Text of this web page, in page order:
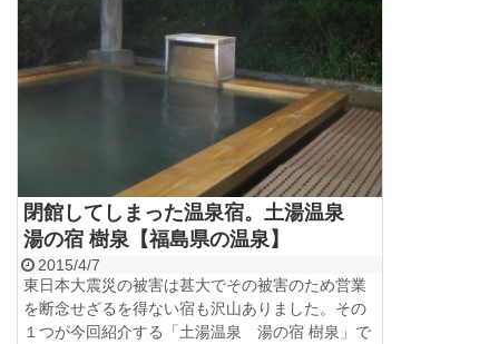
閉館してしまった温泉宿。土湯温泉
湯の宿 樹泉【福島県の温泉】
2015/4/7
東日本大震災の被害は甚大でその被害のため営業
を断念せざるを得ない宿も沢山ありました。その
１つが今回紹介する「土湯温泉 湯の宿 樹泉」で